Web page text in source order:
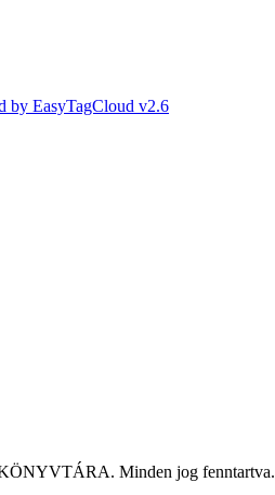
by EasyTagCloud v2.6
Minden jog fenntartva.